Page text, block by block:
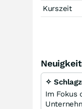
Kurszeit
✧
Im Fokus